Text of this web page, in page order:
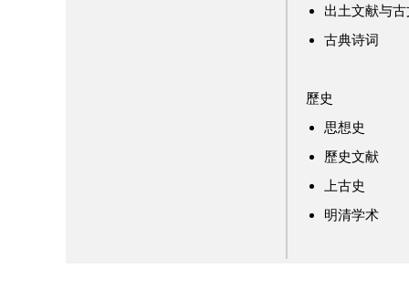
出土文献与
古典诗词
歷史
思想史
歷史文献
上古史
明清学术